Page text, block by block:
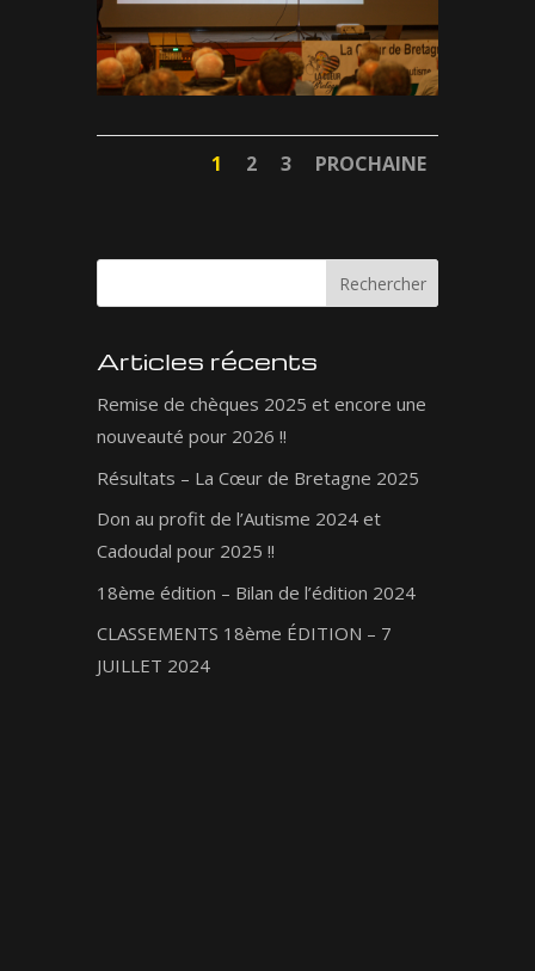
1 2 3 PROCHAINE
Articles récents
Remise de chèques 2025 et encore une
nouveauté pour 2026 !!
Résultats – La Cœur de Bretagne 2025
Don au profit de l’Autisme 2024 et
Cadoudal pour 2025 !!
18ème édition – Bilan de l’édition 2024
CLASSEMENTS 18ème ÉDITION – 7
JUILLET 2024